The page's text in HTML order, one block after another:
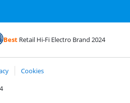
BestRetail Hi-Fi Electro Brand 2024
Cookies